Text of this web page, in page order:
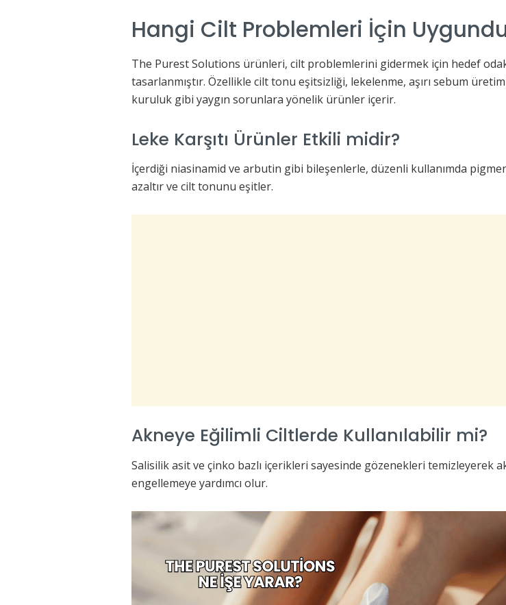
Hangi Cilt Problemleri İçin
The Purest Solutions ürünleri, cilt problemlerini gidermek için hedef
tasarlanmıştır. Özellikle cilt tonu eşitsizliği, lekelenme, aşırı sebum
kuruluk gibi yaygın sorunlara yönelik ürünler içerir.
Leke Karşıtı Ürünler Etkili midir?
İçerdiği niasinamid ve arbutin gibi bileşenlerle, düzenli kullanımda
azaltır ve cilt tonunu eşitler.
Akneye Eğilimli Ciltlerde Kullanılabilir mi?
Salisilik asit ve çinko bazlı içerikleri sayesinde gözenekleri temizleyerek
engellemeye yardımcı olur.